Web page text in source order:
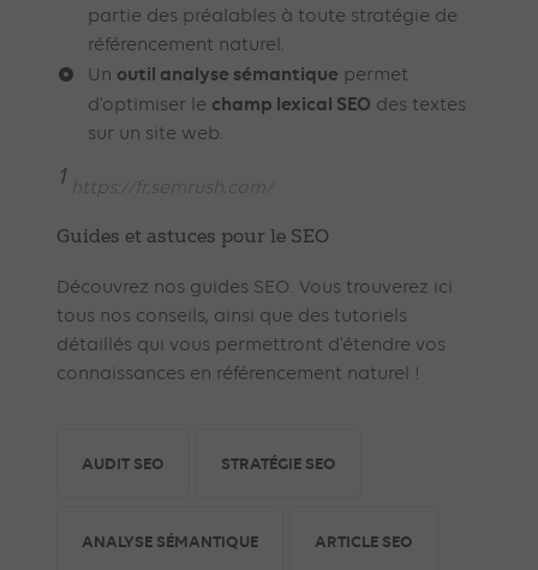
partie des préalables à toute stratégie de
référencement naturel.
Un outil analyse sémantique permet
d’optimiser le champ lexical SEO des textes
sur un site web.
1 https://fr.semrush.com/
Guides et astuces pour le SEO
Découvrez nos guides SEO. Vous trouverez ici
tous nos conseils, ainsi que des tutoriels
détaillés qui vous permettront d’étendre vos
connaissances en référencement naturel !
AUDIT SEO STRATÉGIE SEO
ANALYSE SÉMANTIQUE ARTICLE SEO